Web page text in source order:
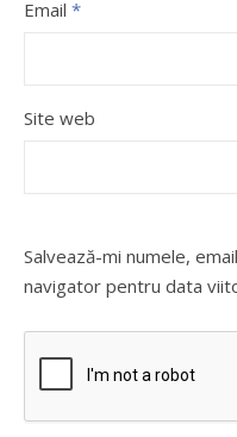
Email *
Site web
Salvează-mi numele,
navigator pentru data